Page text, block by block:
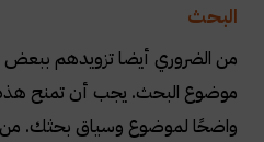
البحث
من الضروري أيضا تزويدهم ببعض
موضوع البحث. يجب أن تمنح هذه
واضحًا لموضوع وسياق بحثك. من